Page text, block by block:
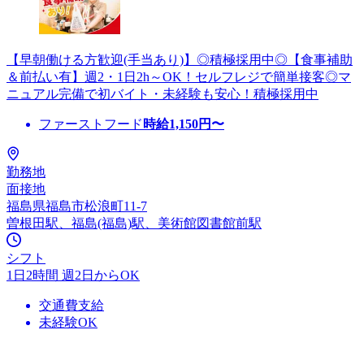
【早朝働ける方歓迎(手当あり)】◎積極採用中◎【食事補助
＆前払い有】週2・1日2h～OK！セルフレジで簡単接客◎マ
ニュアル完備で初バイト・未経験も安心！積極採用中
ファーストフード 時給1,150円〜
勤務地
面接地
福島県福島市松浪町11-7
曽根田駅、福島(福島)駅、美術館図書館前駅
シフト
1日2時間 週2日からOK
交通費支給
未経験OK